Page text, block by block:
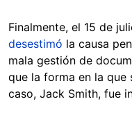
Finalmente, el 15 de
desestimó la causa
mala gestión de
que la forma en la que
caso, Jack Smith, fue